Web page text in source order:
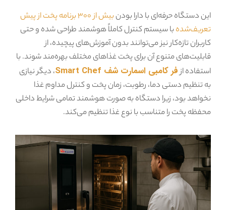
این دستگاه حرفه‌ای با دارا بودن
بیش از ۳۰۰ برنامه پخت از پیش
تعریف‌شده با سیستم کنترل کاملاً هوشمند طراحی شده و حتی
کاربران تازه‌کار نیز می‌توانند بدون آموزش‌های پیچیده، از
قابلیت‌های متنوع آن برای پخت غذاهای مختلف بهره‌مند شوند. با
استفاده ازفر کامبی اسمارت شف Smart Chef
، دیگر نیازی
به تنظیم دستی دما، رطوبت، زمان پخت و کنترل مداوم غذا
نخواهد بود، زیرا دستگاه به صورت هوشمند تمامی شرایط داخلی
محفظه پخت را متناسب با نوع غذا تنظیم می‌کند.